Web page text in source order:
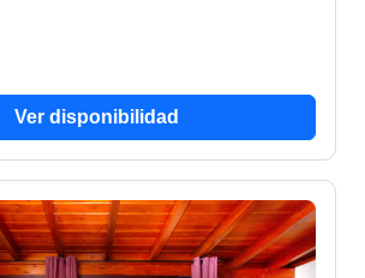
Ver disponibilidad